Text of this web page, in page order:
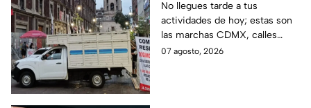
Manifestantes retiran
bloqueo en Canela y Eje
3 Sur, colonia Granjas
México
No llegues tarde a tus
actividades de hoy; estas son
las marchas CDMX, calles
cerradas y bloqueos que
07 agosto, 2026